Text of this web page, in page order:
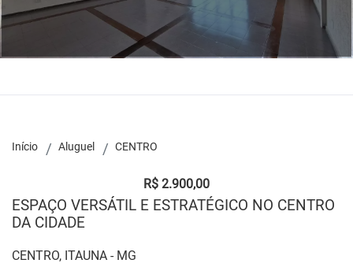
Início Aluguel CENTRO
R$ 2.900,00
ESPAÇO VERSÁTIL E ESTRATÉGICO NO CENTRO
DA CIDADE
CENTRO, ITAUNA - MG